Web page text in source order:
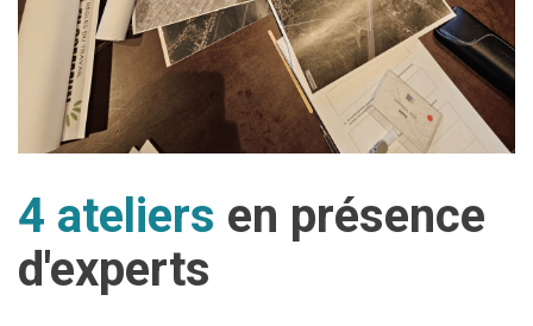
4 ateliers en présence
d'experts